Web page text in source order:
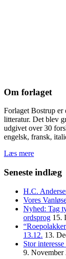
Om forlaget
Forlaget Bostrup er
litteratur. Det blev
udgivet over 30
engelsk, fransk,
Læs mere
Seneste indlæg
H.C.
Vores
Nyhed: Tag
ordsprog 15.
13.12. 13.
Stor
9. November